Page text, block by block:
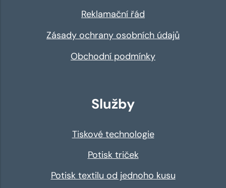
Reklamační řád
Zásady ochrany osobních údajů
Obchodní podmínky
Služby
Tiskové technologie
Potisk triček
Potisk textilu od jednoho kusu